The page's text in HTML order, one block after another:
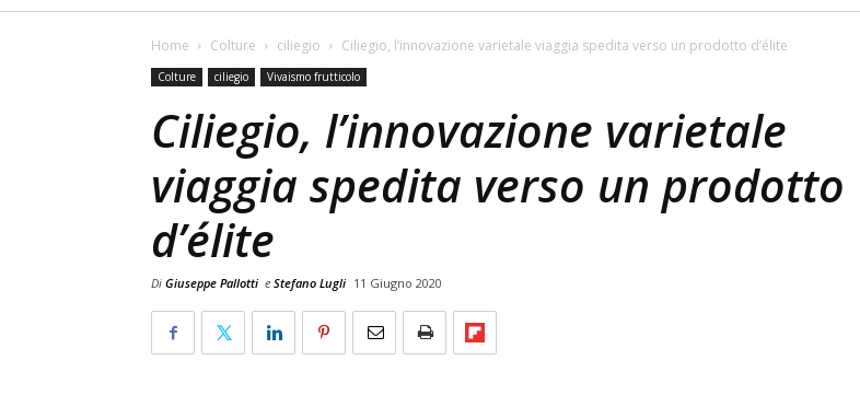
Home Colture ciliegio Ciliegio, l’innovazione varietale viaggia spedita verso un prodotto d’élite
Colture ciliegio Vivaismo frutticolo
Ciliegio, l’innovazione varietale
viaggia spedita verso un prodotto
d’élite
Di Giuseppe Pallotti e Stefano Lugli 11 Giugno 2020